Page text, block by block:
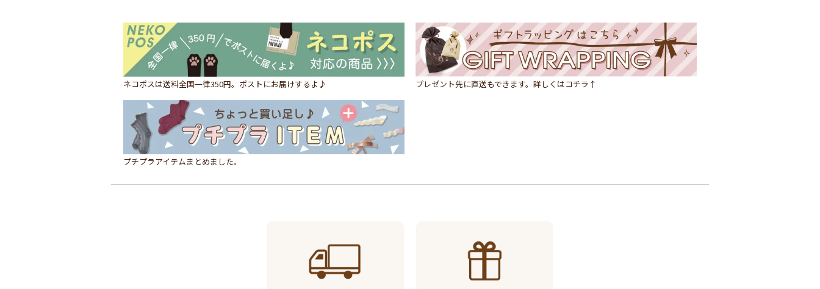
ネコポスは送料全国一律350円。ポストにお届けするよ♪ プレゼント先に直送もできます。詳しくはコチラ↑
プチプラアイテムまとめました。